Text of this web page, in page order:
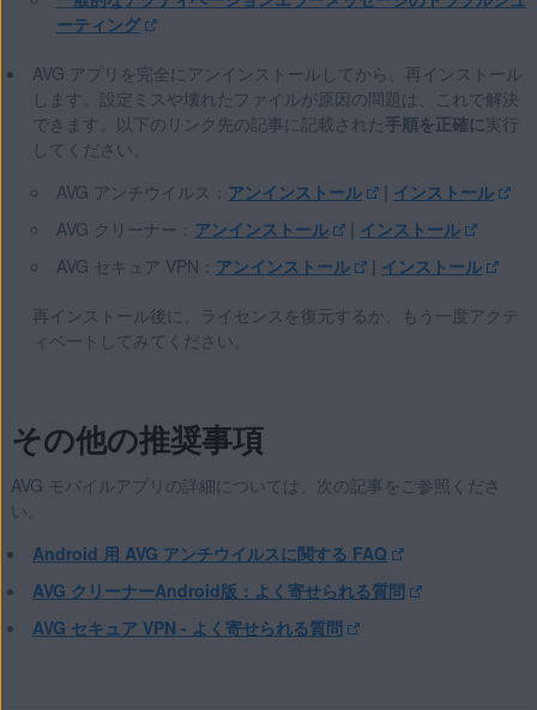
ーティング
AVG アプリを完全にアンインストールしてから、再インストール
します。設定ミスや壊れたファイルが原因の問題は、これで解決
できます。以下のリンク先の記事に記載された手順を正確に実行
してください。
AVG アンチウイルス： アンインストール | インストール
AVG クリーナー： アンインストール | インストール
AVG セキュア VPN： アンインストール | インストール
再インストール後に、ライセンスを復元するか、もう一度アクテ
ィベートしてみてください。
その他の推奨事項
AVG モバイルアプリの詳細については、次の記事をご参照くださ
い。
Android 用 AVG アンチウイルスに関する FAQ
AVG クリーナーAndroid版：よく寄せられる質問
AVG セキュア VPN - よく寄せられる質問